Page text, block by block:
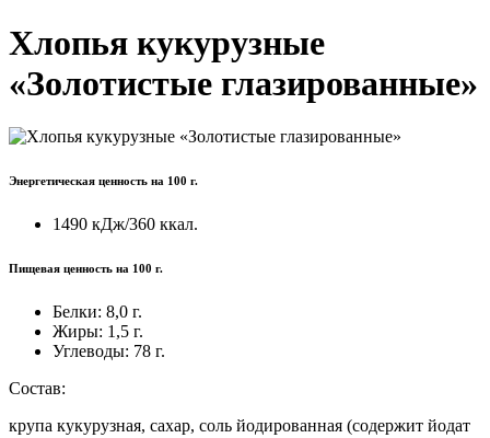
Хлопья кукурузные
«Золотистые глазированные»
Энергетическая ценность на 100 г.
1490 кДж/360 ккал.
Пищевая ценность на 100 г.
Белки: 8,0 г.
Жиры: 1,5 г.
Углеводы: 78 г.
Состав:
крупа кукурузная, сахар, соль йодированная (содержит йодат